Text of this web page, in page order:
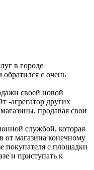
в городе
с очень
своей новой
-агрегатор других
продавая свои
службой, которая
от магазина конечному
покупателя с площадки
и приступать к